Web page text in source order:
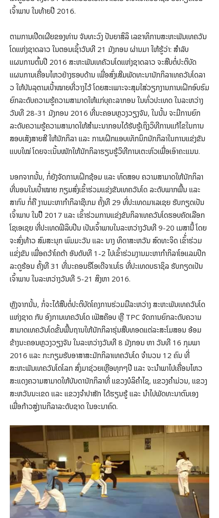
ເຈົ້າພາບ ໃນທ້າຍປີ 2016.
ຕາມການເປີດເຜີຍຂອງທ່ານ ຈັນທະວົງ ປັນຍາສິລິ ເລຂາທິການສະຫະພັນເທຄວັນ
ໂດແຫ່ງຊາດລາວ ໃນຕອນເຊົ້າວັນທີ 21 ມັງກອນ ຜ່ານມາ ໃຫ້ຮູ້ວ່າ: ສຳລັບ
ແຜນການຕົ້ນປີ 2016 ສະຫະພັນເທຄັວນໂດແຫ່ງຊາດລາວ ຈະສືບຕໍ່ປະຕິບັດ
ແຜນການເຄື່ອນໄຫວຢ່າງຮອບດ້ານ ເພື່ອສົ່ງເສີມພັດທະນານັກກິລາເທຄວັນໂດລາ
ວ ໃຫ້ບັນລຸຕາມເປົ້າໝາຍທີ່ວາງໄວ້ ໂດຍສະເພາະຈະສຸມໃສ່ວຽກງານການເຝິກອົບຮົມ
ຍົກລະດັບຄວາມຮູ້ຄວາມສາມາດໃຫ້ແກ່ບຸຄະລາກອນ ໃນທົ່ວປະເທດ ໃນລະຫວ່າງ
ວັນທີ 28-31 ມັງກອນ 2016 ທີ່ນະຄອນຫຼວງວຽງຈັນ, ໃນນັ້ນ ຈະມີການຍົກ
ລະດັບຄວາມຮູ້ຄວາມສາມາດໃຫ້ສໍາມະນາກອນໄດ້ຮັບຮູ້ເຖິງວິທີການແກ້ໄຂໃນການ
ສອບເສັງສາຍສີ ໃຫ້ນັກກິລາ ແລະ ການເຝິກແອບເທັກນິກນັກກິລາໃນການແຂ່ງຂັນ
ແບບໃໝ່ ໂດຍຈະເນັ້ນໜັກໃຫ້ນັກກິລາຮຽນຮູ້ວິທີການເຕະຫົວເພື່ອເອົາຄະແນນ.
ນອກຈາກນັ້ນ, ກໍ່ຍັງຈັດການເຝິກຊ້ອມ ແລະ ທົດສອບ ຄວາມສາມາດໃຫ້ນັກກິລາ
ທີ່ນອນໃນເປົ້າໝາຍ ກຽມສົ່ງເຂົ້າຮ່ວມແຂ່ງຂັນເທຄວັນໂດ ລະດັບພາກພື້ນ ແລະ
ສາກົນ ກໍ່ຄື ງານມະຫາກຳກິລາຊີເກມ ຄັ້ງທີ 29 ທີ່ປະເທດມາເລເຊຍ ຮັບກຽດເປັນ
ເຈົ້າພາບ ໃນປີິ 2017 ແລະ ເຂົ້າຮ່ວມການແຂ່ງຂັນກິລາເທຄວັນໂດຮອບຄັດເລືອກ
ໂຊເອເຊຍ ທີ່ປະເທດຟິລິບປິນ ເປັນເຈົ້າພາບໃນລະຫວ່າງວັນທີ 9-20 ເມສານີ້ ໂດຍ
ຈະສົ່ງທ້າວ ສົມສະນຸກ ພົມມະວັນ ແລະ ນາງ ທິດາສະຫວັນ ສົດທະຈິດ ເຂົ້່າຮ່ວມ
ແຂ່່ງຂັນ ເພື່ອຄວ້າໂຄຕ້າ ອັນດັບທີ 1-2 ໄປເຂົ້າຮ່ວມງານມະຫາກຳກິລາໂອແລມປິກ
ລະດູຮ້ອນ ຄັ້ງທີ 31 ທີ່ນະຄອນຣີໂອເດີຈາເນໂຣ ທີ່ປະເທດບຣາຊິລ ຮັບກຽດເປັນ
ເຈົ້າພາບ ໃນລະຫວ່າງວັນທີ 5-21 ສິງຫາ 2016.
ຫຼັງຈາກນັ້ນ, ກໍ່ຈະໄດ້ສືບຕໍ່ປະຕິບັດໂຄງການຮ່ວມມືລະຫວ່າງ ສະຫະພັນເທຄວັນໂດ
ແຫ່ງຊາດ ກັບ ອົງການເທຄວັນໂດ ເຟັສຄ໊ອບ ຫຼື TPC ຈັດການຍົກລະດັບຄວາມ
ສາມາດເທຄວັນໂດຂັ້ນພື້ນຖານໃຫ້ນັກກິລາຮຸ່ນສືບທອດແຕ່ລະສະໂມສອນ ອ້ອມ
ຂ້າງນະຄອນຫຼວງວຽງຈັນ ໃນລະຫວ່າງວັນທີ 8 ມັງກອນ ຫາ ວັນທີ 16 ກຸມພາ
2016 ແລະ ກະກຽມຮັບອາສາສະມັກກິລາເທຄວັນໂດ ຈຳນວນ 12 ຄົນ ທີ່
ສະຫະພັນເທຄວັນໂດໂລກ ສົ່ງມາຊ່ວຍເຫຼືອທຸກໆປີ ແລະ ຈະນຳພາໄປເຄື່ອນໄຫວ
ສະແດງຄວາມສາມາດໃຫ້ບັນດານັກກິລາທີ່ ແຂວງບໍລິຄຳໄຊ, ແຂວງຄຳມ່ວນ, ແຂວງ
ສະຫວັນນະເຂດ ແລະ ແຂວງຈຳປາສັກ ໄດ້ຮຽນຮູ້ ແລະ ນຳໄປພັດທະນາຕົນເອງ
ເພື່ອກ້າວສູ່ງານກິລາລະດັບຊາດ ໃນອະນາຄົດ.